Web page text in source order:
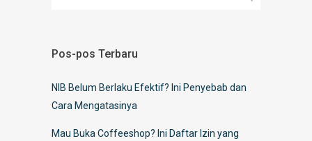
Pos-pos Terbaru
NIB Belum Berlaku Efektif? Ini Penyebab dan
Cara Mengatasinya
Mau Buka Coffeeshop? Ini Daftar Izin yang